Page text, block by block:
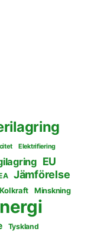
Elektrifiering
EU
Jämförelse
Kolkraft Minskning
Tyskland